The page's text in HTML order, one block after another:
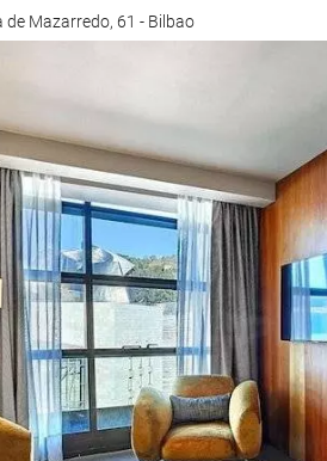
de Mazarredo, 61 - Bilbao